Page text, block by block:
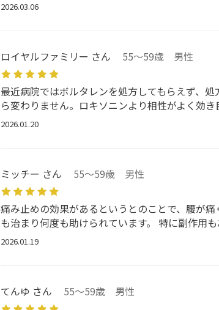
2026.03.06
ロイヤルファミリー さん 55～59歳 男性
最近病院ではボルタレンを処方してもらえず、
ら変わりません。ロキソニンより相性がよく効
2026.01.20
ミッチー さん 55～59歳 男性
痛み止めの効果があるというとのことで、腰が
も治まり何度も助けられています。 特に副作用
2026.01.19
てんゆ さん 55～59歳 男性